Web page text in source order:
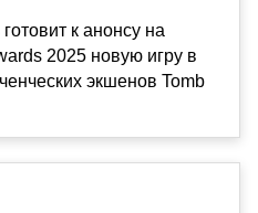
к анонсу на
2025 новую игру в
экшенов Tomb